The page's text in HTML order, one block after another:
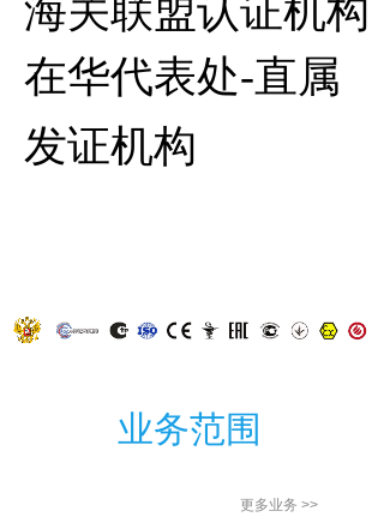
海关联盟认证机构
在华代表处-直属
发证机构
业务范​围
更多业务 >>